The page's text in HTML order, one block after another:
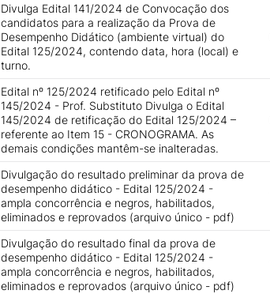
Divulga Edital 141/2024 de Convocação dos
candidatos para a realização da Prova de
Desempenho Didático (ambiente virtual) do
Edital 125/2024, contendo data, hora (local) e
turno.
Edital nº 125/2024 retificado pelo Edital nº
145/2024 - Prof. Substituto Divulga o Edital
145/2024 de retificação do Edital 125/2024 –
referente ao Item 15 - CRONOGRAMA. As
demais condições mantêm-se inalteradas.
Divulgação do resultado preliminar da prova de
desempenho didático - Edital 125/2024 -
ampla concorrência e negros, habilitados,
eliminados e reprovados (arquivo único - pdf)
Divulgação do resultado final da prova de
desempenho didático - Edital 125/2024 -
ampla concorrência e negros, habilitados,
eliminados e reprovados (arquivo único - pdf)